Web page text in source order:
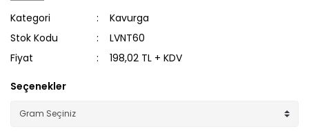
Kategori
Kavurga
Stok Kodu
LVNT60
Fiyat
198,02 TL + KDV
Seçenekler